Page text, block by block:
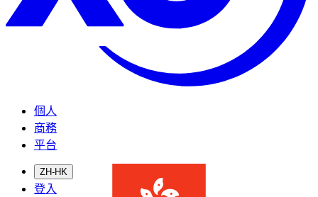
個人
商務
平台
ZH-HK
登入